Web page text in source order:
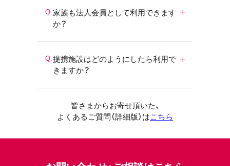
家族も法人会員として利用できます
か？
提携施設はどのようにしたら利用で
きますか？
皆さまからお寄せ頂いた、
よくあるご質問（詳細版）はこちら